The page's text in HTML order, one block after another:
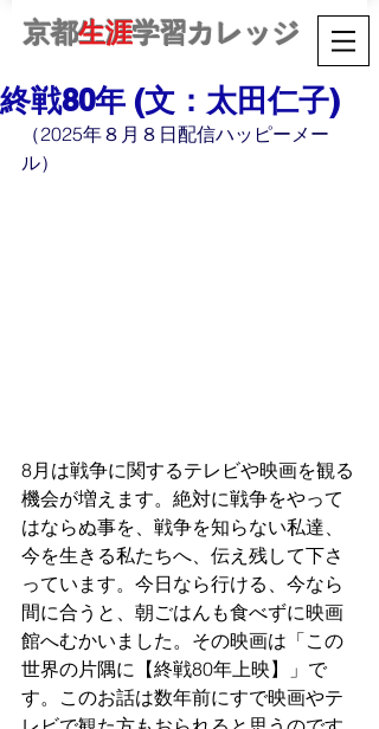
京都生涯学習カレッジ
終戦80年 (文：太田仁子)
（2025年８月８日配信ハッピーメー
ル）
8月は戦争に関するテレビや映画を観る
機会が増えます。絶対に戦争をやって
はならぬ事を、戦争を知らない私達、
今を生きる私たちへ、伝え残して下さ
っています。今日なら行ける、今なら
間に合うと、朝ごはんも食べずに映画
館へむかいました。その映画は「この
世界の片隅に【終戦80年上映】」で
す。このお話は数年前にすで映画やテ